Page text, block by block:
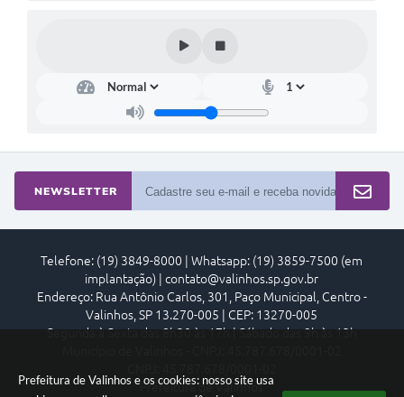
Prefeitura de Valinhos e os cookies: nosso site usa
NEWSLETTER
Telefone: (19) 3849-8000 | Whatsapp: (19) 3859-7500 (em
implantação) | contato@valinhos.sp.gov.br
Endereço: Rua Antônio Carlos, 301, Paço Municipal, Centro -
Valinhos, SP 13.270-005 | CEP: 13270-005
Segunda à Sexta das 8h30 às 17h | Sábado das 9h às 13h
Prefeitura de Valinhos